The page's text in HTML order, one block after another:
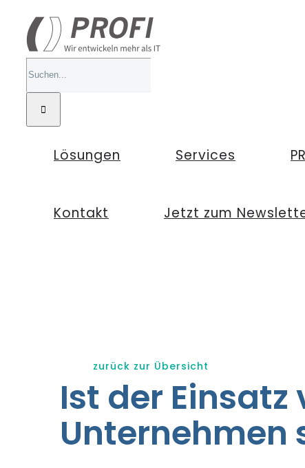
Inhalt
springen
Suche
nach:
Lösungen Services
Kontakt Jetzt zum
zurück zur Übersicht
Ist der
Unternehmen